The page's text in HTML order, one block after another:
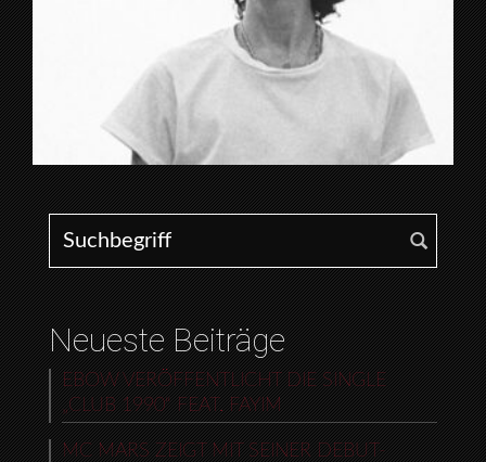
Search for:
Neueste Beiträge
EBOW VERÖFFENTLICHT DIE SINGLE
„CLUB 1990“ FEAT. FAYIM
MC MARS ZEIGT MIT SEINER DEBUT-